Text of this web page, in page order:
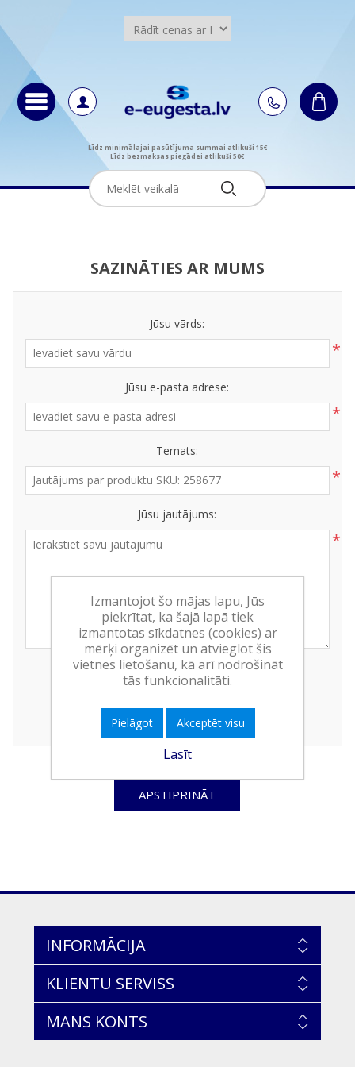
Līdz minimālajai pasūtījuma summai atlikuši 15€
Līdz bezmaksas piegādei atlikuši 50€
SAZINĀTIES AR MUMS
Jūsu vārds:
*
Jūsu e-pasta adrese:
*
Temats:
*
Jūsu jautājums:
*
APSTIPRINĀT
INFORMĀCIJA
KLIENTU SERVISS
MANS KONTS
Izmantojot šo mājas lapu, Jūs
piekrītat, ka šajā lapā tiek
izmantotas sīkdatnes (cookies) ar
mērķi organizēt un atvieglot šis
vietnes lietošanu, kā arī nodrošināt
tās funkcionalitāti.
Pielāgot Akceptēt visu
Lasīt